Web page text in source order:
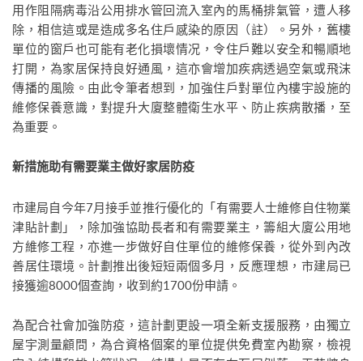
用作阻隔病毒沿公用排水管回流入室內的馬桶排氣管，遭人移
除，相信這或是造成多名住戶感染的原因（註）。另外，舊樓
單位的窗戶也可能有老化損壞情况，令住戶難以安全和暢順地
打開，為家居保持良好通風，這亦會增加疾病透過空氣或飛沫
傳播的風險。由此令筆者想到，加強住戶對單位內樓宇設施的
維修保養意識，對提升大廈整體衛生水平、防止疾病散播，至
為重要。
新措施助有需要業主做好家居防疫
市建局自今年7月接手並推行優化的「有需要人士維修自住物業
津貼計劃」，除加強協助長者和有需要業主，籌組大廈公用地
方維修工程，亦進一步做好自住單位的維修保養，從外到內改
善居住環境。計劃推出後短短兩個多月，反應理想，市建局已
接獲逾8000個查詢，收到約1700份申請。
為配合社會加強防疫，這計劃更設一項全新支援服務，由獨立
屋宇測量顧問，為合資格個案的單位提供免費室內勘察，檢視